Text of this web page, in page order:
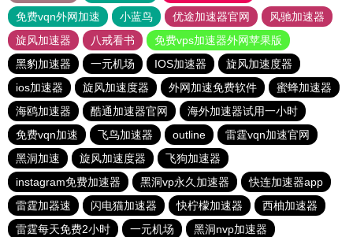
免费vqn外网加速
小蓝鸟 优途加速器官网
风驰加速器
旋风加速器
八戒看书
免费vps加速器外网苹果版
黑豹加速器
一元机场 IOS加速器
旋风加速度器
ios加速器
旋风加速度器 外网加速免费软件
蜜蜂加速器
海鸥加速器
酷通加速器官网
海外加速器试用一小时
免费vqn加速
飞鸟加速器 outline
雷霆vqn加速官网
黑洞加速
旋风加速度器
飞狗加速器
instagram免费加速器
黑洞vp永久加速器
快连加速器app
雷霆加器速
闪电猫加速器 快柠檬加速器
西柚加速器
雷霆每天免费2小时
一元机场 黑洞nvp加速器